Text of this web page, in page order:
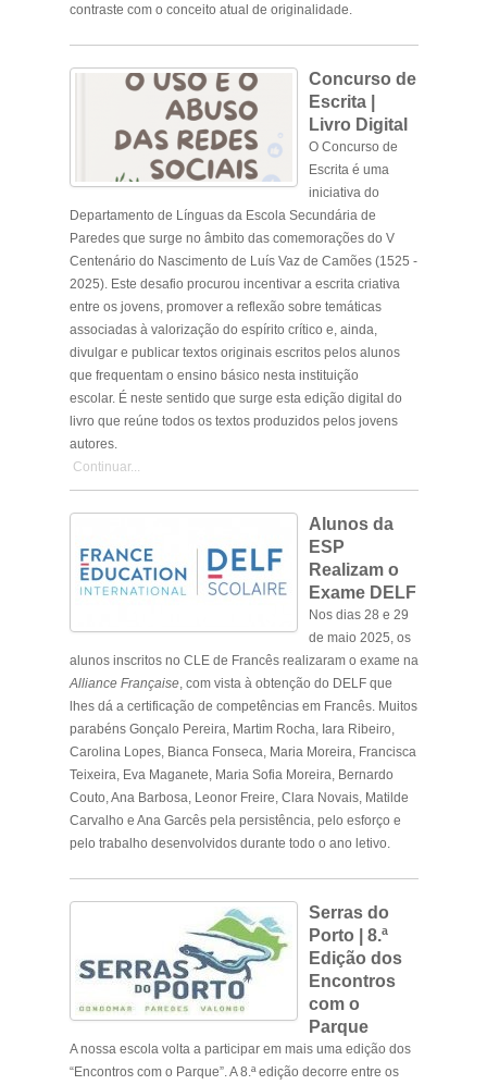
contraste com o conceito atual de originalidade.
Concurso de
Escrita |
Livro Digital
O Concurso de
Escrita é uma
iniciativa do
Departamento de Línguas da Escola Secundária de
Paredes que surge no âmbito das comemorações do V
Centenário do Nascimento de Luís Vaz de Camões (1525 -
2025). Este desafio procurou incentivar a escrita criativa
entre os jovens, promover a reflexão sobre temáticas
associadas à valorização do espírito crítico e, ainda,
divulgar e publicar textos originais escritos pelos alunos
que frequentam o ensino básico nesta instituição
escolar. É neste sentido que surge esta edição digital do
livro que reúne todos os textos produzidos pelos jovens
autores.
Continuar...
Alunos da
ESP
Realizam o
Exame DELF
Nos dias 28 e 29
de maio 2025, os
alunos inscritos no CLE de Francês realizaram o exame na
Alliance Française, com vista à obtenção do DELF que
lhes dá a certificação de competências em Francês. Muitos
parabéns Gonçalo Pereira, Martim Rocha, Iara Ribeiro,
Carolina Lopes, Bianca Fonseca, Maria Moreira, Francisca
Teixeira, Eva Maganete, Maria Sofia Moreira, Bernardo
Couto, Ana Barbosa, Leonor Freire, Clara Novais, Matilde
Carvalho e Ana Garcês pela persistência, pelo esforço e
pelo trabalho desenvolvidos durante todo o ano letivo.
Serras do
Porto | 8.ª
Edição dos
Encontros
com o
Parque
A nossa escola volta a participar em mais uma edição dos
“Encontros com o Parque”. A 8.ª edição decorre entre os